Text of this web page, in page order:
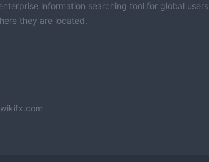
information searching tool for global
they are located.